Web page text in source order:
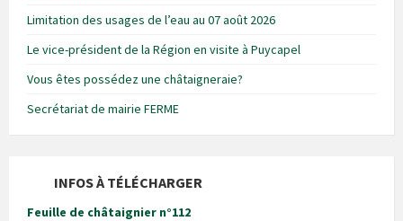
Limitation des usages de l’eau au 07 août 2026
Le vice-président de la Région en visite à Puycapel
Vous êtes possédez une châtaigneraie?
Secrétariat de mairie FERME
INFOS À TÉLÉCHARGER
Feuille de châtaignier n°112